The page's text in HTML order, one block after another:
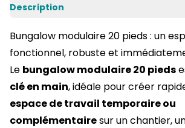
Description
Bungalow modulaire 20 pieds : un
fonctionnel, robuste et
Le bungalow modulaire 20 pieds
clé en main, idéale pour créer
espace de travail temporaire ou
complémentairesur un chantier,